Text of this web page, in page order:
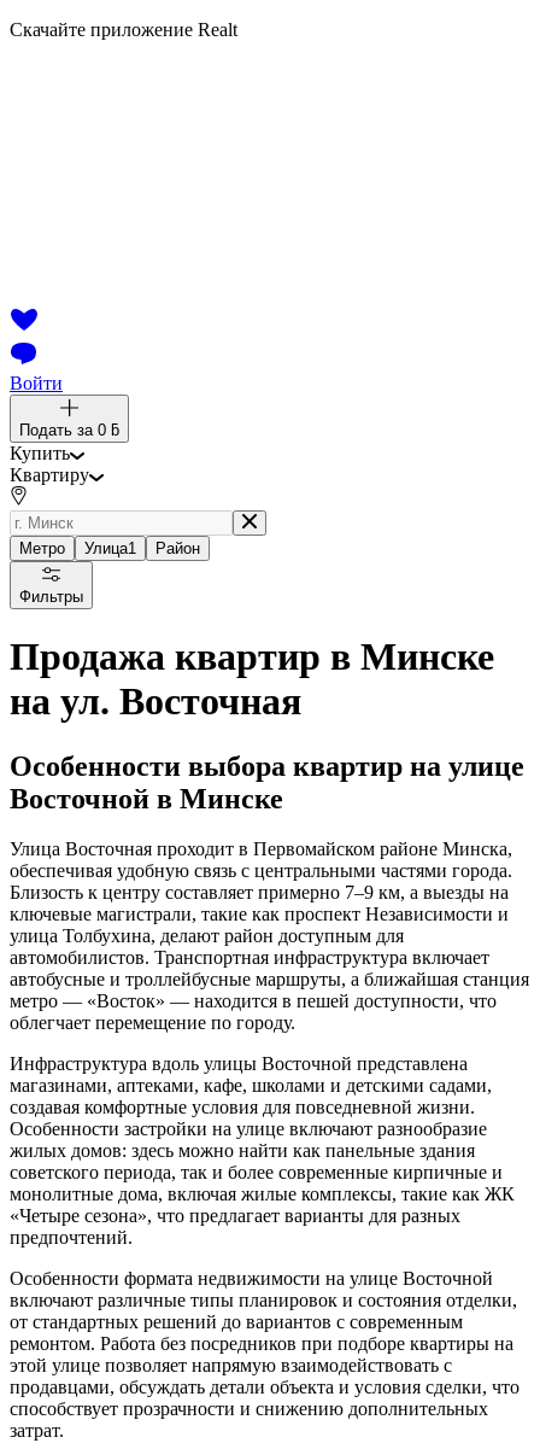
Скачайте приложение Realt
Войти
Подать за 0 ƃ
Купить
Квартиру
Метро Улица1 Район
Фильтры
Продажа квартир в Минске
на ул. Восточная
Особенности выбора квартир на улице
Восточной в Минске
Улица Восточная проходит в Первомайском районе Минска,
обеспечивая удобную связь с центральными частями города.
Близость к центру составляет примерно 7–9 км, а выезды на
ключевые магистрали, такие как проспект Независимости и
улица Толбухина, делают район доступным для
автомобилистов. Транспортная инфраструктура включает
автобусные и троллейбусные маршруты, а ближайшая станция
метро — «Восток» — находится в пешей доступности, что
облегчает перемещение по городу.
Инфраструктура вдоль улицы Восточной представлена
магазинами, аптеками, кафе, школами и детскими садами,
создавая комфортные условия для повседневной жизни.
Особенности застройки на улице включают разнообразие
жилых домов: здесь можно найти как панельные здания
советского периода, так и более современные кирпичные и
монолитные дома, включая жилые комплексы, такие как ЖК
«Четыре сезона», что предлагает варианты для разных
предпочтений.
Особенности формата недвижимости на улице Восточной
включают различные типы планировок и состояния отделки,
от стандартных решений до вариантов с современным
ремонтом. Работа без посредников при подборе квартиры на
этой улице позволяет напрямую взаимодействовать с
продавцами, обсуждать детали объекта и условия сделки, что
способствует прозрачности и снижению дополнительных
затрат.